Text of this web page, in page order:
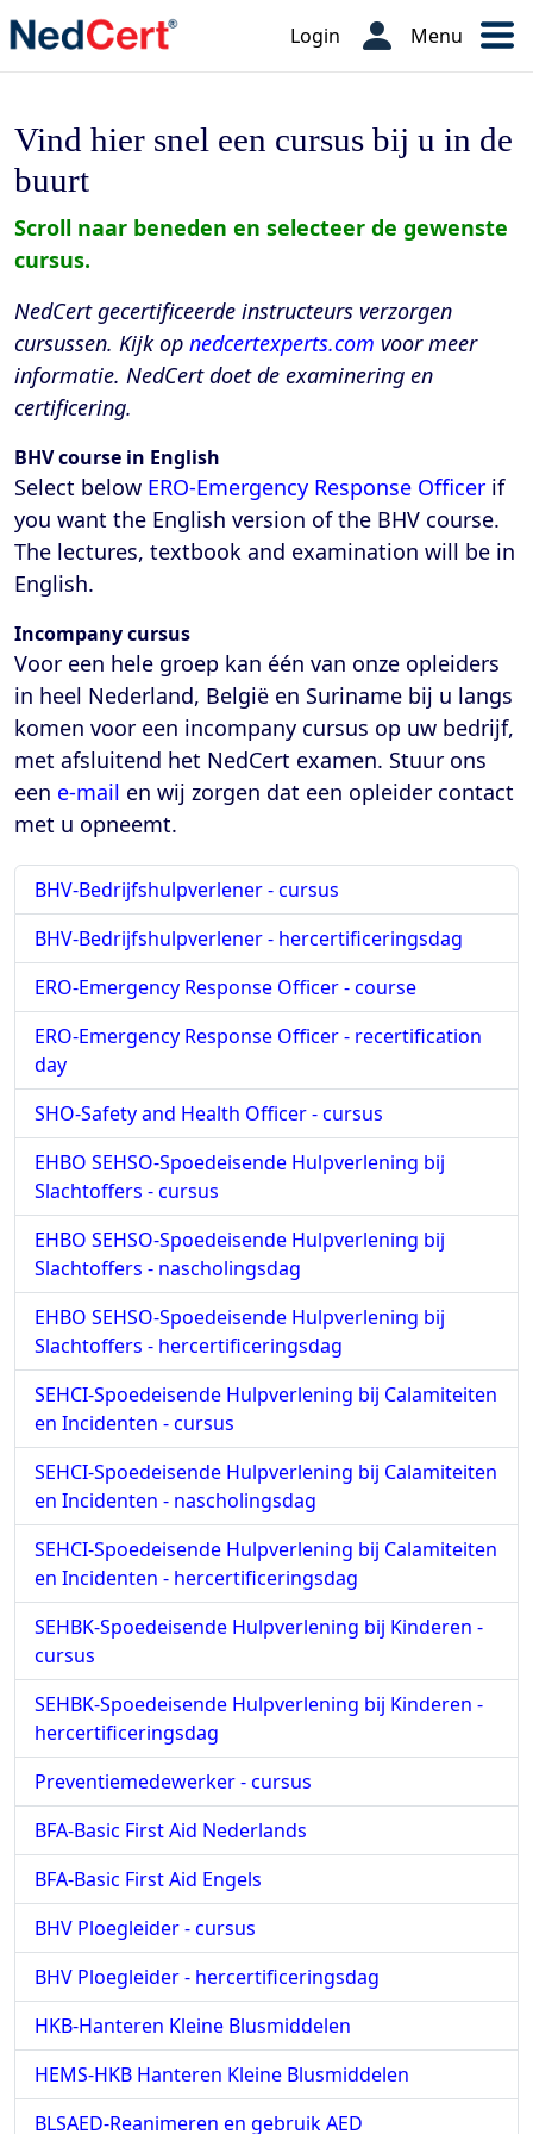
Login Menu
Vind hier snel een cursus bij u in de
buurt
Scroll naar beneden en selecteer de gewenste
cursus.
NedCert gecertificeerde instructeurs verzorgen
cursussen. Kijk op nedcertexperts.com voor meer
informatie. NedCert doet de examinering en
certificering.
BHV course in English
Select below ERO-Emergency Response Officer if
you want the English version of the BHV course.
The lectures, textbook and examination will be in
English.
Incompany cursus
Voor een hele groep kan één van onze opleiders
in heel Nederland, België en Suriname bij u langs
komen voor een incompany cursus op uw bedrijf,
met afsluitend het NedCert examen. Stuur ons
een e-mail en wij zorgen dat een opleider contact
met u opneemt.
BHV-Bedrijfshulpverlener - cursus
BHV-Bedrijfshulpverlener - hercertificeringsdag
ERO-Emergency Response Officer - course
ERO-Emergency Response Officer - recertification
day
SHO-Safety and Health Officer - cursus
EHBO SEHSO-Spoedeisende Hulpverlening bij
Slachtoffers - cursus
EHBO SEHSO-Spoedeisende Hulpverlening bij
Slachtoffers - nascholingsdag
EHBO SEHSO-Spoedeisende Hulpverlening bij
Slachtoffers - hercertificeringsdag
SEHCI-Spoedeisende Hulpverlening bij Calamiteiten
en Incidenten - cursus
SEHCI-Spoedeisende Hulpverlening bij Calamiteiten
en Incidenten - nascholingsdag
SEHCI-Spoedeisende Hulpverlening bij Calamiteiten
en Incidenten - hercertificeringsdag
SEHBK-Spoedeisende Hulpverlening bij Kinderen -
cursus
SEHBK-Spoedeisende Hulpverlening bij Kinderen -
hercertificeringsdag
Preventiemedewerker - cursus
BFA-Basic First Aid Nederlands
BFA-Basic First Aid Engels
BHV Ploegleider - cursus
BHV Ploegleider - hercertificeringsdag
HKB-Hanteren Kleine Blusmiddelen
HEMS-HKB Hanteren Kleine Blusmiddelen
BLSAED-Reanimeren en gebruik AED